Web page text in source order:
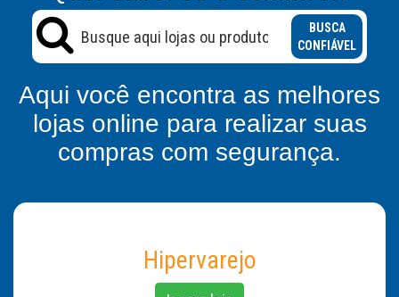
BUSCA
CONFIÁVEL
Aqui você encontra as melhores
lojas online para realizar suas
compras com segurança.
Hipervarejo